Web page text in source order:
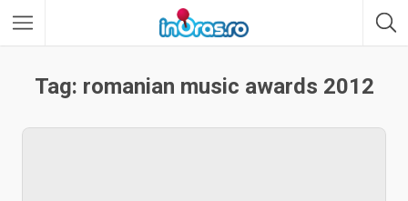
Tag: romanian music awards 2012